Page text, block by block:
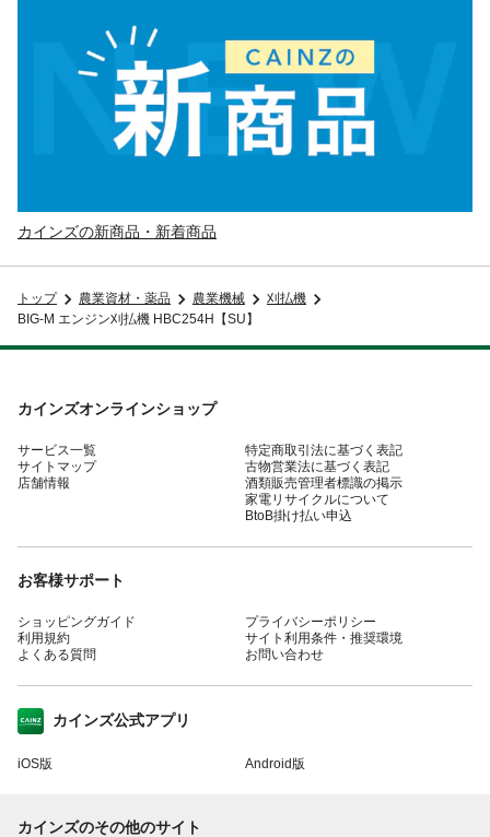
カインズの新商品・新着商品
トップ 農業資材・薬品 農業機械
刈払機
BIG-M エンジン刈払機 HBC254H【SU】
カインズオンラインショップ
サービス一覧
サイトマップ
店舗情報
特定商取引法に基づく表記
古物営業法に基づく表記
酒類販売管理者標識の掲示
家電リサイクルについて
BtoB掛け払い申込
お客様サポート
ショッピングガイド
利用規約
よくある質問
プライバシーポリシー
サイト利用条件・推奨環境
お問い合わせ
カインズ公式アプリ
iOS版 Android版
カインズのその他のサイト